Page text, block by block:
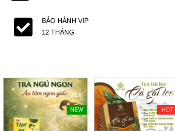
BẢO HÀNH VIP
12 THÁNG
-41%
NEW
-40%
HOT